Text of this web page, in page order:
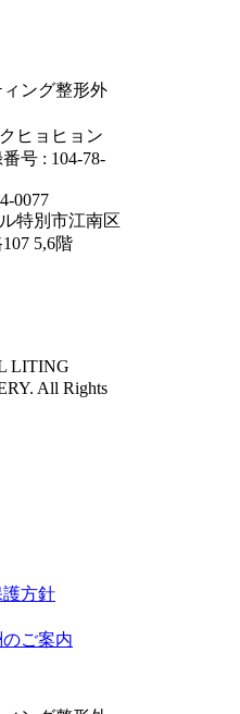
ング整形外
ヒョヒョン
号 : 104-78-
0077
特別市江南区
5,6階
LITING
All Rights
方針
ご案内